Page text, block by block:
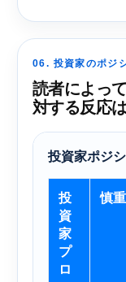
06. 投資家のポジ
読者によっ
対する反応
投資家ポジ
投
資
家
プ
ロ
慎